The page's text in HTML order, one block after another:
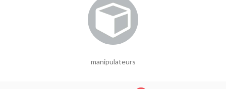
manipulateurs